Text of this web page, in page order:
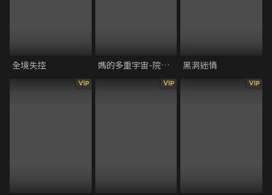
全境失控 媽的多重宇宙-院線版 黑洞迷情
VIP VIP VIP